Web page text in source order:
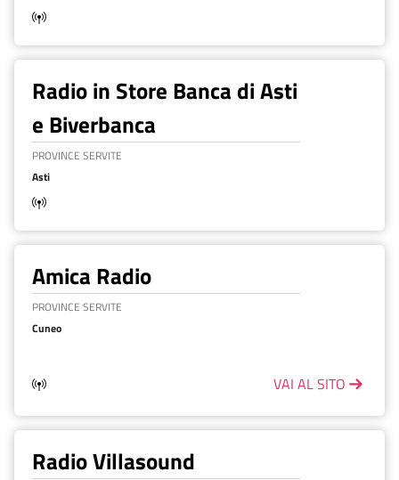
Radio in Store Banca di Asti
e Biverbanca
PROVINCE SERVITE
Asti
Amica Radio
PROVINCE SERVITE
Cuneo
VAI AL SITO
Radio Villasound